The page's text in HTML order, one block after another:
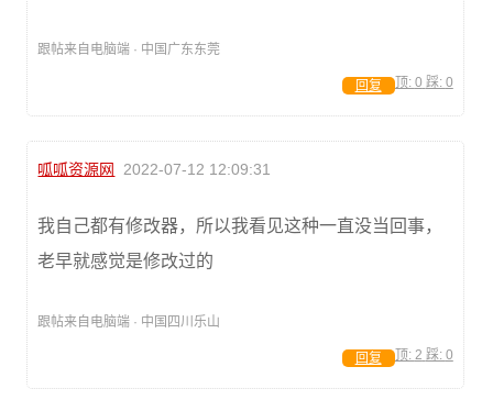
跟帖来自电脑端 · 中国广东东莞
顶: 0 踩: 0
回复
呱呱资源网 2022-07-12 12:09:31
我自己都有修改器，所以我看见这种一直没当回事，
老早就感觉是修改过的
跟帖来自电脑端 · 中国四川乐山
顶: 2 踩: 0
回复